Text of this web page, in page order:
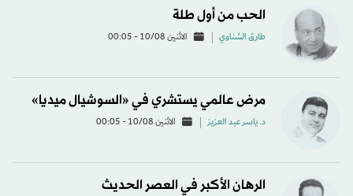
الحب من أول طلة
طارق الشناوي الاثنين 10/08 - 00:05
مرض عالمي يستشري في «السوشيال ميديا»
د. ياسر عبد العزيز الاثنين 10/08 - 00:05
الرهان الأكبر في العصر الحديث